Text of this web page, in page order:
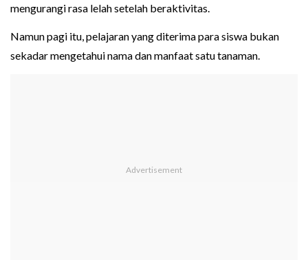
mengurangi rasa lelah setelah beraktivitas.
Namun pagi itu, pelajaran yang diterima para siswa bukan
sekadar mengetahui nama dan manfaat satu tanaman.